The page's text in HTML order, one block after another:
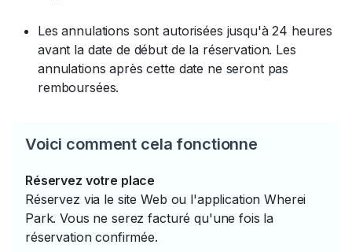
Les annulations sont autorisées jusqu'à 24 heures
avant la date de début de la réservation. Les
annulations après cette date ne seront pas
remboursées.
Voici comment cela fonctionne
Réservez votre place
Réservez via le site Web ou l'application Wherei
Park. Vous ne serez facturé qu'une fois la
réservation confirmée.